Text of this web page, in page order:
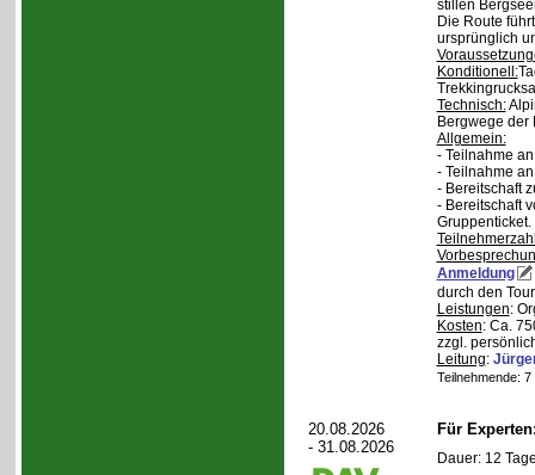
stillen
Die Route
ursprünglich
Konditionell:
Technisch:
Bergwege
Allgemein:
- Teilnahme
- Teilnahme
- Bereitschaft
- Bereitschaft
Gruppenticket.
Anmeldung
durch den
Leistungen:
Kosten: Ca.
zzgl.
Leitung:
Teilnehmende:
20.08.2026
- 31.08.2026
Für
Dauer: 12